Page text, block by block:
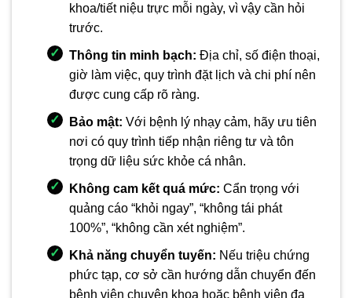
khoa/tiết niệu trực mỗi ngày, vì vậy cần hỏi
trước.
Thông tin minh bạch: Địa chỉ, số điện thoại,
giờ làm việc, quy trình đặt lịch và chi phí nên
được cung cấp rõ ràng.
Bảo mật: Với bệnh lý nhạy cảm, hãy ưu tiên
nơi có quy trình tiếp nhận riêng tư và tôn
trọng dữ liệu sức khỏe cá nhân.
Không cam kết quá mức: Cẩn trọng với
quảng cáo “khỏi ngay”, “không tái phát
100%”, “không cần xét nghiệm”.
Khả năng chuyển tuyến: Nếu triệu chứng
phức tạp, cơ sở cần hướng dẫn chuyển đến
bệnh viện chuyên khoa hoặc bệnh viện đa